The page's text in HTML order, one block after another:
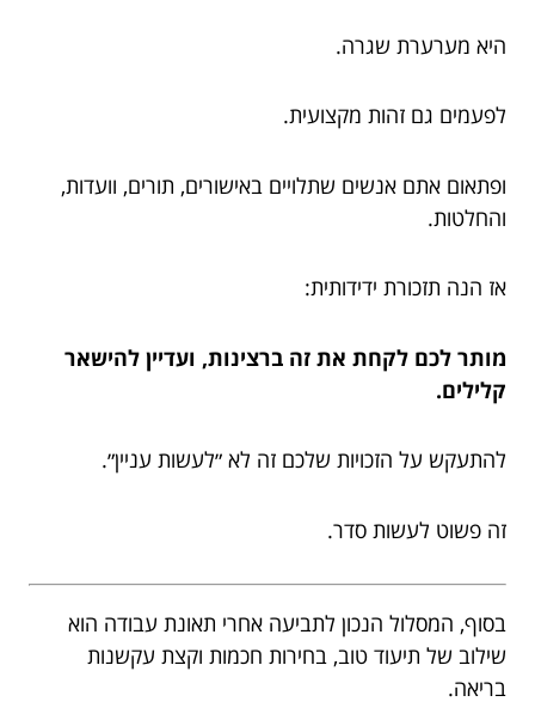
היא מערערת שגרה.
לפעמים גם זהות מקצועית.
ופתאום אתם אנשים שתלויים באישורים, תורים, וועדות,
והחלטות.
אז הנה תזכורת ידידותית:
מותר לכם לקחת את זה ברצינות, ועדיין להישאר
קלילים.
להתעקש על הזכויות שלכם זה לא ״לעשות עניין״.
זה פשוט לעשות סדר.
בסוף, המסלול הנכון לתביעה אחרי תאונת עבודה הוא
שילוב של תיעוד טוב, בחירות חכמות וקצת עקשנות
בריאה.